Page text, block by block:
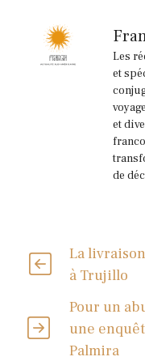
Les
et
et
de
La
à Trujillo
Pour un
une
Palmira